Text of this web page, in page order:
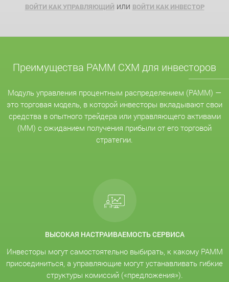
ВОЙТИ КАК УПРАВЛЯЮЩИЙ или ВОЙТИ КАК ИНВЕСТОР
Преимущества PAMM CXM для инвесторов
Модуль управления процентным распределением (PAMM) —
это торговая модель, в которой инвесторы вкладывают свои
средства в опытного трейдера или управляющего активами
(MM) с ожиданием получения прибыли от его торговой
стратегии.
ВЫСОКАЯ НАСТРАИВАЕМОСТЬ СЕРВИСА
Инвесторы могут самостоятельно выбирать, к какому PAMM
присоединиться, а управляющие могут устанавливать гибкие
структуры комиссий («предложения»).